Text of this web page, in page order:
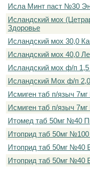
Исла Минт паст №30
Исландский мох
Здоровье
Исландский мох 30,0
Исландский мох 40,0
Исландский мох ф/п
Исландский Мох ф/п
Исмиген таб п/языч
Исмиген таб п/языч
Итомед таб 50мг №40
Итоприд таб 50мг
Итоприд таб 50мг №40
Итоприд таб 50мг №40